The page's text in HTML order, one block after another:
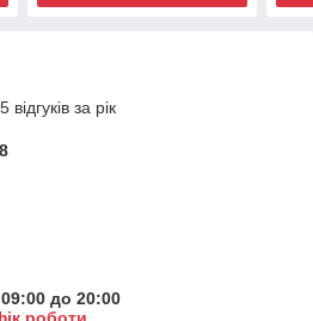
за рік
до 20:00
роботи